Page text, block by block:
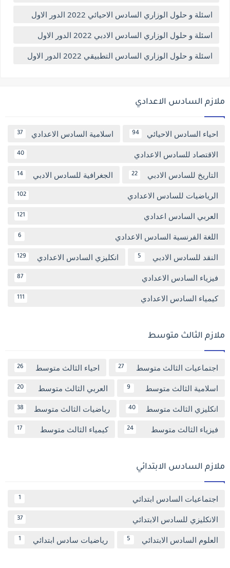
اسئلة و حلول الوزاري السادس الاحيائي 2022 الدور الاول
اسئلة و حلول الوزاري السادس الادبي 2022 الدور الاول
اسئلة و حلول الوزاري السادس التطبيقي 2022 الدور الاول
ملازم السادس الاعدادي
احياء السادس الاحيائي 94 اسلامية السادس الاعدادي 37
الاقتصاد للسادس الاعدادي 40
التاريخ للسادس الادبي 22 الجغرافية للسادس الادبي 14
الرياضيات للسادس الاعدادي 102
العربي السادس اعدادي 121
اللغة الفرنسية السادس الاعدادي 6
النقد للسادس الادبي 5 انكليزي السادس الاعدادي 129
فيزياء السادس الاعدادي 87
كيمياء السادس الاعدادي 111
ملازم الثالث متوسط
اجتماعيات الثالث متوسط 27 احياء الثالث متوسط 26
اسلامية الثالث متوسط 9 العربي الثالث متوسط 20
انكليزي الثالث متوسط 40 رياضيات الثالث متوسط 38
فيزياء الثالث متوسط 24 كيمياء الثالث متوسط 17
ملازم السادس الابتدائي
اجتماعيات السادس ابتدائي 1
الانكليزي للسادس الابتدائي 37
العلوم السادس الابتدائي 5 رياضيات سادس ابتدائي 1